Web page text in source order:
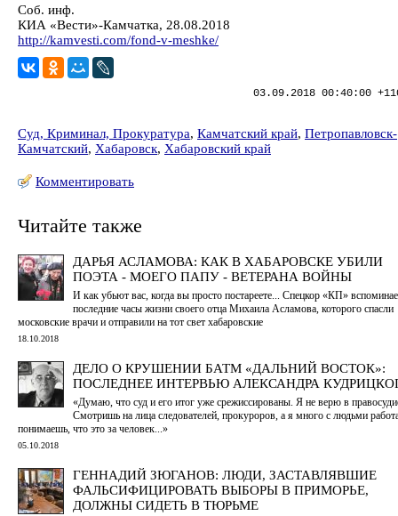
Соб. инф.
КИА «Вести»-Камчатка, 28.08.2018
http://kamvesti.com/fond-v-meshke/
03.09.2018 00:40:00
Суд, Криминал, Прокуратура, Камчатский край, Петропавловск-
Камчатский, Хабаровск, Хабаровский край
Комментировать
Читайте также
ДАРЬЯ АСЛАМОВА: КАК В ХАБАРОВСКЕ УБИЛИ
ПОЭТА - МОЕГО ПАПУ - ВЕТЕРАНА ВОЙНЫ
И как убьют вас, когда вы просто постареете... Спецкор «КП»
последние часы жизни своего отца Михаила Асламова, которого спасли
московские врачи и отправили на тот свет хабаровские
18.10.2018
ДЕЛО О КРУШЕНИИ БАТМ «ДАЛЬНИЙ ВОСТОК»:
ПОСЛЕДНЕЕ ИНТЕРВЬЮ АЛЕКСАНДРА
«Думаю, что суд и его итог уже срежиссированы. Я не верю в
Смотришь на лица следователей, прокуроров, а я много с людьми
понимаешь, что это за человек...»
05.10.2018
ГЕННАДИЙ ЗЮГАНОВ: ЛЮДИ, ЗАСТАВЛЯВШИЕ
ФАЛЬСИФИЦИРОВАТЬ ВЫБОРЫ В ПРИМОРЬЕ,
ДОЛЖНЫ СИДЕТЬ В ТЮРЬМЕ